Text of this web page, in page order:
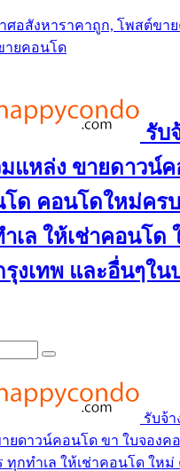
ศอสังหาราคาถูก, โพสต์ขา
ายคอนโด
รับ
มแหล่ง ขายดาวน์
โด คอนโดใหม่คร
เล ให้เช่าคอนโด
งเทพ และอื่นๆใน
รับจ้า
ยดาวน์คอนโด ขา ใบจองค
ทุกทำเล ให้เช่าคอนโด ให